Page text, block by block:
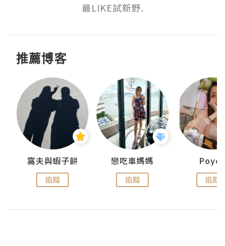
最LIKE試新野.
推薦博客
窩夫與蝦子餅
追蹤
戀吃車媽媽
追蹤 追蹤